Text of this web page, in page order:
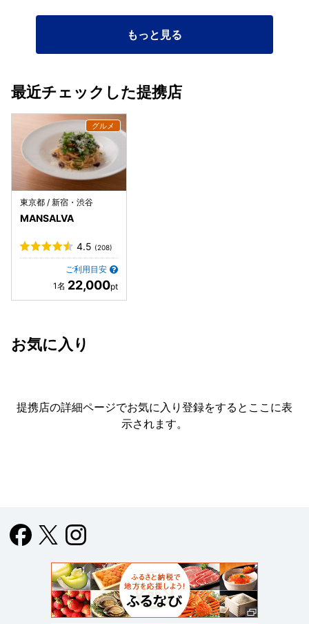
もっと見る
最近チェックした提携店
東京都 / 新宿・渋谷
MANSALVA
4.5 (208)
ご利用目安
22,000
お気に入り
提携店の詳細ページでお気に入り登録をすると ここに表
示されます。